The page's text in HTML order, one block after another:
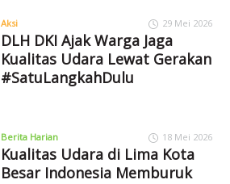
Aksi 29 Mei 2026
DLH DKI Ajak Warga Jaga
Kualitas Udara Lewat Gerakan
#SatuLangkahDulu
Berita Harian 18 Mei 2026
Kualitas Udara di Lima Kota
Besar Indonesia Memburuk